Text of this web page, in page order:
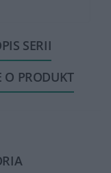
SERII
O PRODUKT